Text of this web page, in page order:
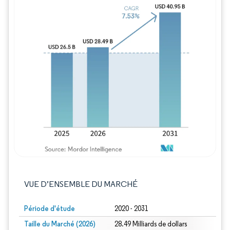
VUE D’ENSEMBLE DU MARCHÉ
Période d'étude 2020 - 2031
Taille du Marché (2026) 28.49 Milliards de dollars